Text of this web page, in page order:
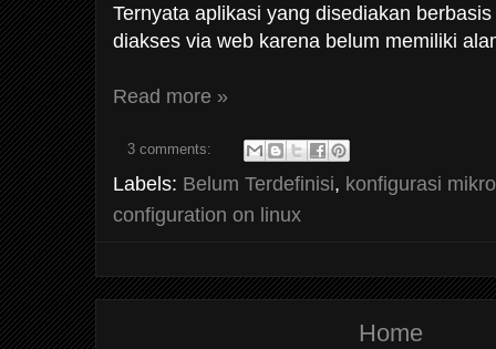
Ternyata aplikasi yang disediakan
diakses via web karena belum memiliki
Read more »
3 comments:
Labels: Belum Terdefinisi, konfigurasi
configuration on linux
Home